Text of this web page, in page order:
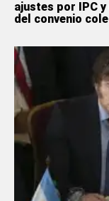
ajustes por IPC
del convenio